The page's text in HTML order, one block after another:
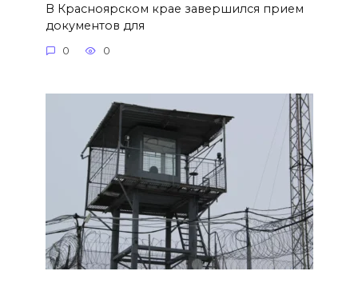
В Красноярском крае завершился прием
документов для
0 0